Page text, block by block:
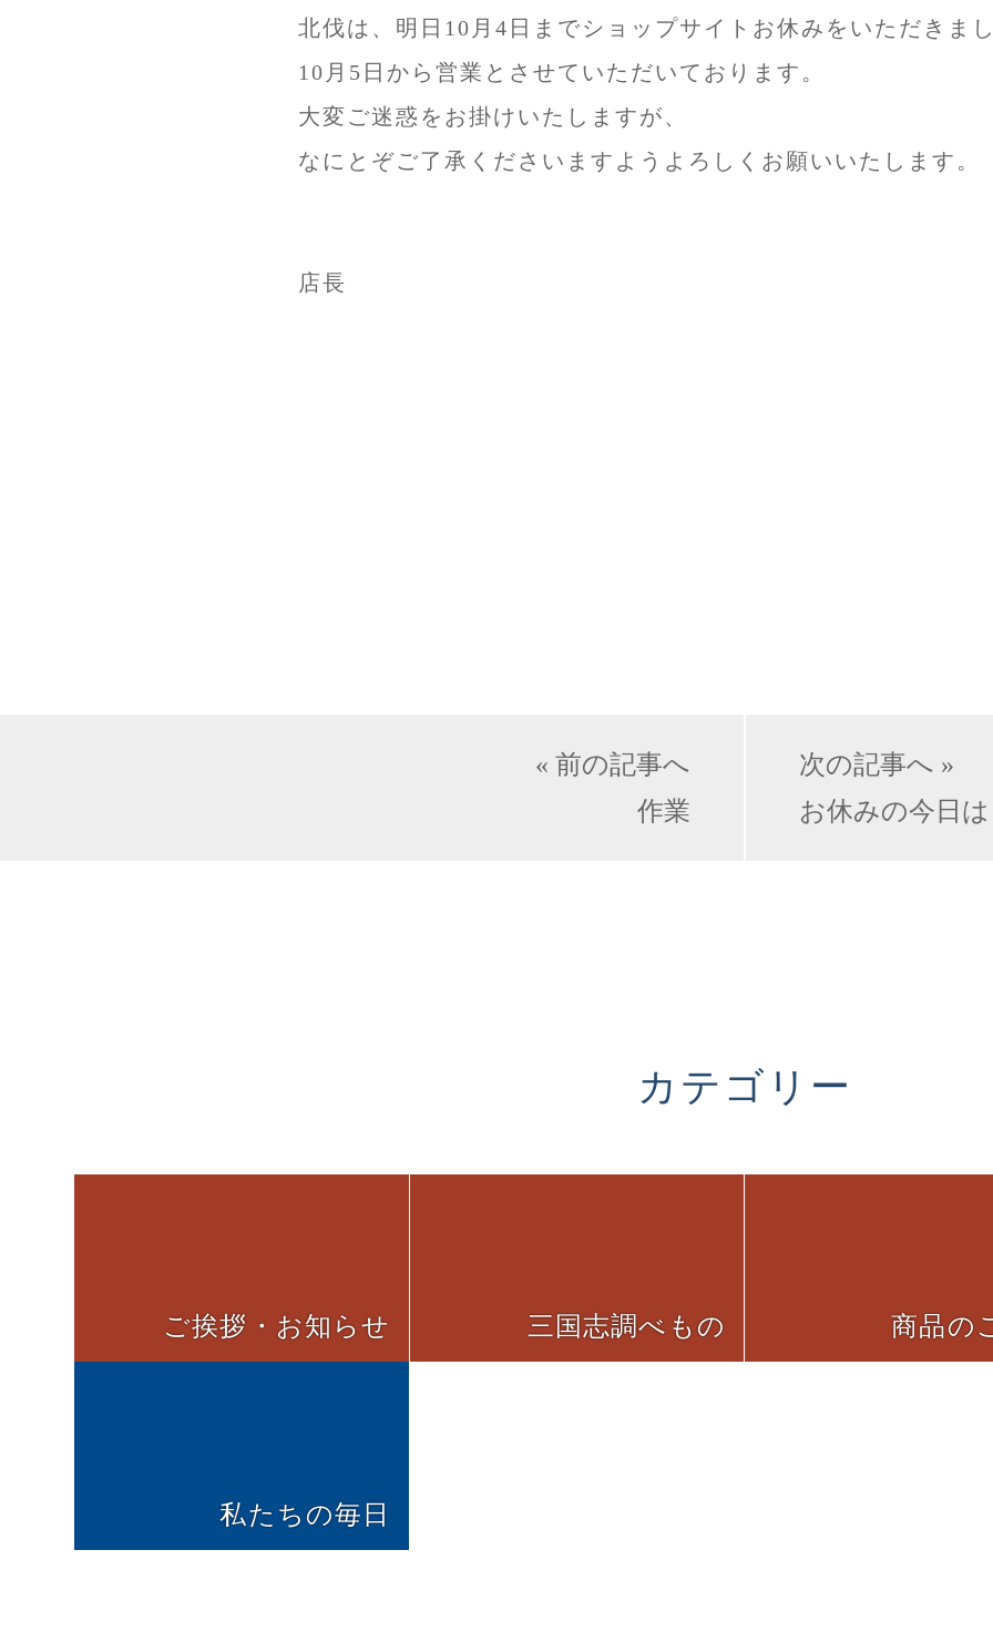
北伐は、明日10月4日までショップサイトお休みをいただきま
10月5日から営業とさせていただいております。
大変ご迷惑をお掛けいたしますが、
なにとぞご了承くださいますようよろしくお願いいたします。
店長
« 前の記事へ
作業
次の記事へ »
お休みの今日は
カテゴリー
ご挨拶・お知らせ 三国志調べもの 商品の
私たちの毎日